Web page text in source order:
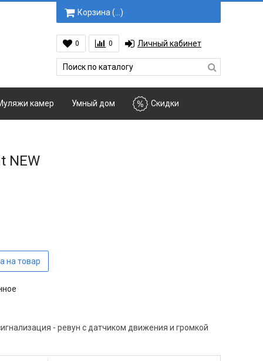
Корзина ( )
0 0 Личный кабинет
камер Умный дом Скидки
NEW
на товар
- ревун с датчиком движения и громкой